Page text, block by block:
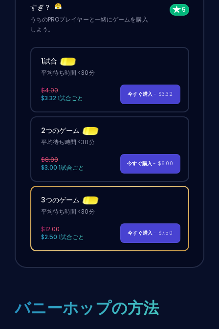
すぎ？
うちのPROプレイヤーと一緒にゲームを購入
しよう。
1試合
平均待ち時間 <30分
$4.00
$3.32 1試合ごと
今すぐ購入- $3.32
2つのゲーム
平均待ち時間 <30分
$8.00
$3.00 1試合ごと
今すぐ購入- $6.00
3つのゲーム
平均待ち時間 <30分
$12.00
$2.50 1試合ごと
今すぐ購入- $7.50
バニーホップの方法